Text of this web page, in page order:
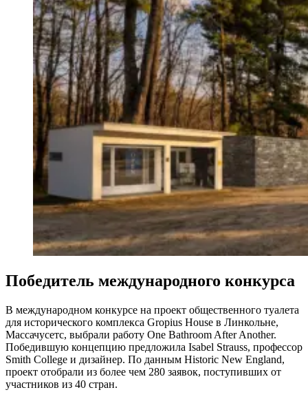
Победитель международного конкурса
В международном конкурсе на проект общественного туалета
для исторического комплекса Gropius House в Линкольне,
Массачусетс, выбрали работу One Bathroom After Another.
Победившую концепцию предложила Isabel Strauss, профессор
Smith College и дизайнер. По данным Historic New England,
проект отобрали из более чем 280 заявок, поступивших от
участников из 40 стран.